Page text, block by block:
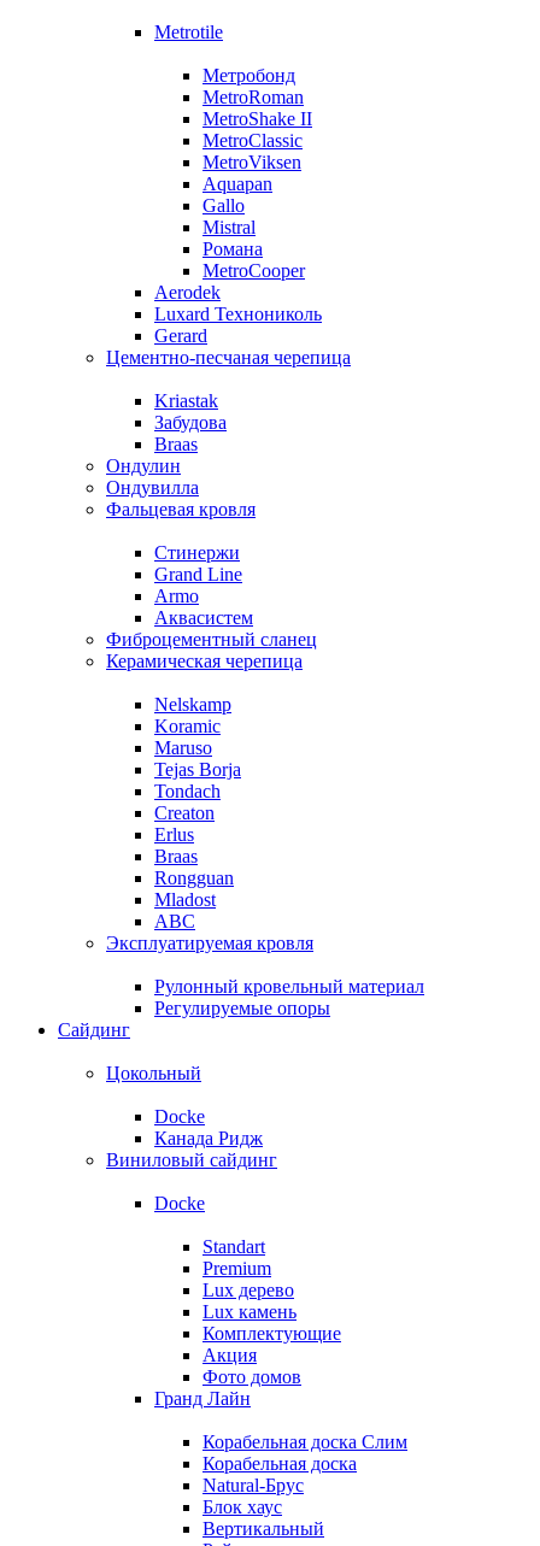
Metrotile
Метробонд
MetroRoman
MetroShake II
MetroClassic
MetroViksen
Aquapan
Gallo
Mistral
Романа
MetroCooper
Aerodek
Luxard Технониколь
Gerard
Цементно-песчаная черепица
Kriastak
Забудова
Braas
Ондулин
Ондувилла
Фальцевая кровля
Стинержи
Grand Line
Armo
Аквасистем
Фиброцементный сланец
Керамическая черепица
Nelskamp
Koramic
Maruso
Tejas Borja
Tondach
Creaton
Erlus
Braas
Rongguan
Mladost
ABC
Эксплуатируемая кровля
Рулонный кровельный материал
Регулируемые опоры
Сайдинг
Цокольный
Docke
Канада Ридж
Виниловый сайдинг
Docke
Standart
Premium
Lux дерево
Lux камень
Комплектующие
Акция
Фото домов
Гранд Лайн
Корабельная доска Слим
Корабельная доска
Natural-Брус
Блок хаус
Вертикальный